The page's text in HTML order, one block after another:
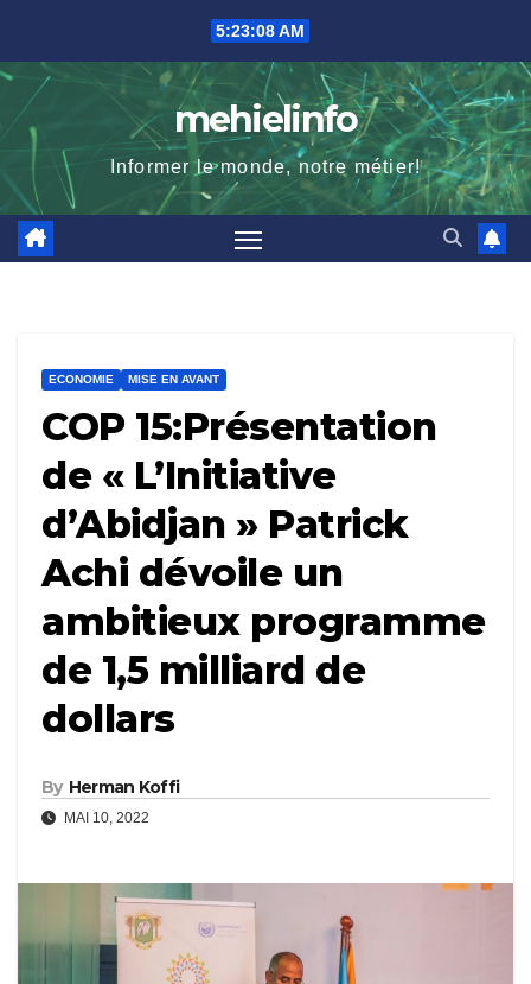
content
5:23:09 AM
mehielinfo
Informer le monde, notre métier!
ECONOMIE MISE EN AVANT
COP 15:Présentation
de « L’Initiative
d’Abidjan » Patrick
Achi dévoile un
ambitieux programme
de 1,5 milliard de
dollars
By Herman Koffi
MAI 10, 2022